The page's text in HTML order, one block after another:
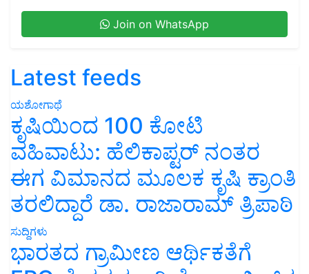
Join on WhatsApp
Latest feeds
ಯಶೋಗಾಥೆ
ಕೃಷಿಯಿಂದ 100 ಕೋಟಿ
ವಹಿವಾಟು: ಹೆಲಿಕಾಪ್ಟರ್ ನಂತರ
ಈಗ ವಿಮಾನದ ಮೂಲಕ ಕೃಷಿ ಕ್ರಾಂತಿ
ತರಲಿದ್ದಾರೆ ಡಾ. ರಾಜಾರಾಮ್ ತ್ರಿಪಾಠಿ
ಸುದ್ದಿಗಳು
ಭಾರತದ ಗ್ರಾಮೀಣ ಆರ್ಥಿಕತೆಗೆ